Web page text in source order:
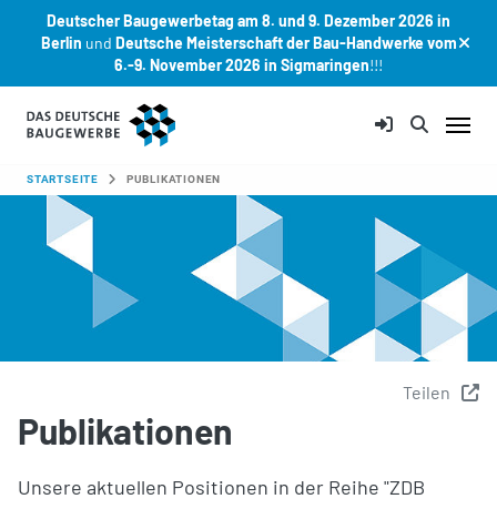
Deutscher Baugewerbetag am 8. und 9. Dezember 2026 in
Berlin und Deutsche Meisterschaft der Bau-Handwerke vom
6.-9. November 2026 in Sigmaringen!!!
Zum Hauptinhalt springen
SIE SIND HIER:
STARTSEITE PUBLIKATIONEN
Teilen
Publikationen
Unsere aktuellen Positionen in der Reihe "ZDB